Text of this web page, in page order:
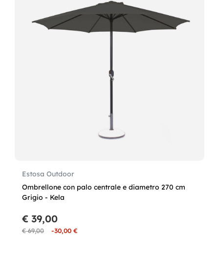
Estosa Outdoor
Ombrellone con palo centrale e diametro 270 cm
Grigio - Kela
€ 69,00 -30,00 €
€ 39,00